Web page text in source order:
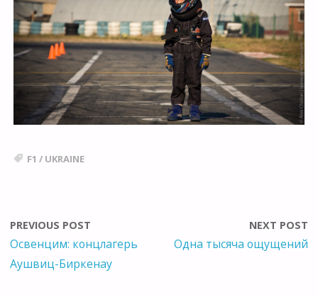
F1 / UKRAINE
PREVIOUS POST
Освенцим: концлагерь
Аушвиц-Биркенау
NEXT POST
Одна тысяча ощущений